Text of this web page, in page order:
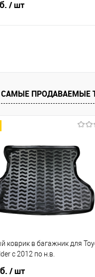
/ шт
1 клик
Под заказ
САМЫЕ ПРОДАВАЕМЫЕ
коврик в багажник для
с 2012 по н.в.
/ шт